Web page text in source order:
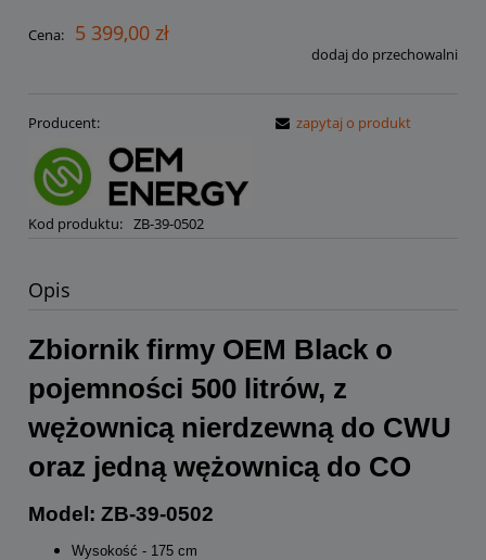
Cena: 5 399,00 zł
dodaj do przechowalni
Producent:
Kod produktu: ZB-39-0502
zapytaj o produkt
Opis
Zbiornik firmy OEM Black o
pojemności 500 litrów, z
wężownicą nierdzewną do CWU
oraz jedną wężownicą do CO
Model: ZB-39-0502
Wysokość - 175 cm